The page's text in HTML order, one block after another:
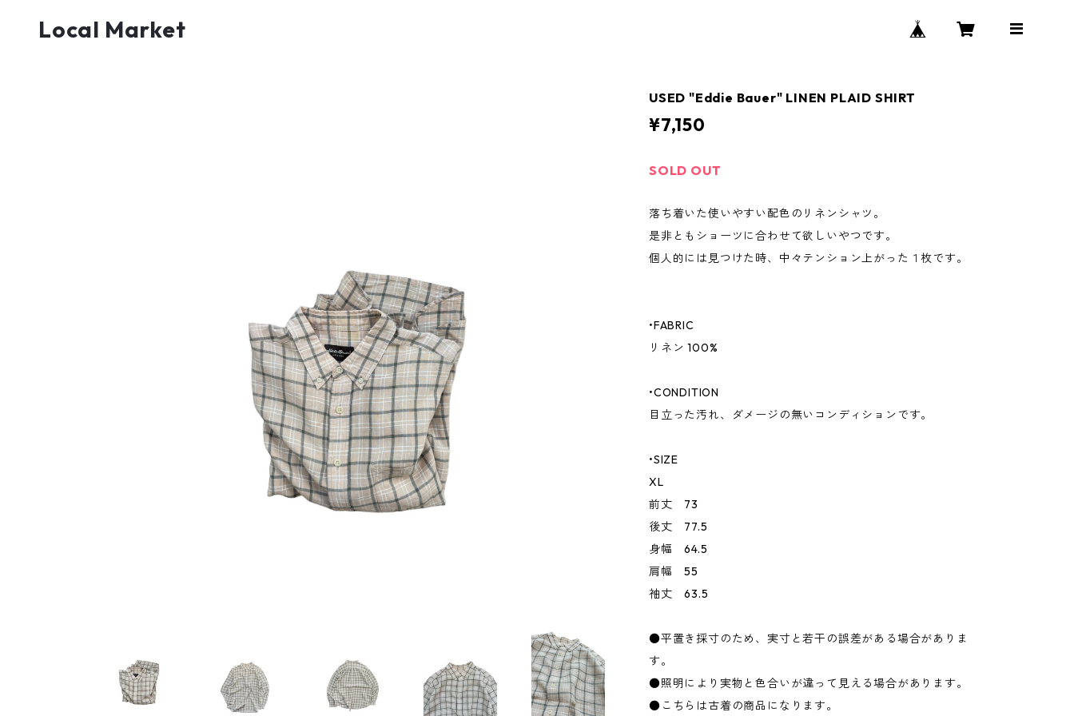
Local Market
USED "Eddie Bauer" LINEN PLAID SHIRT
¥7,150
SOLD OUT
落ち着いた使いやすい配色のリネンシャツ。
是非ともショーツに合わせて欲しいやつです。
個人的には見つけた時、中々テンション上がった１枚です。
•FABRIC
リネン 100%
•CONDITION
目立った汚れ、ダメージの無いコンディションです。
•SIZE
XL
前丈 73
後丈 77.5
身幅 64.5
肩幅 55
袖丈 63.5
●平置き採寸のため、実寸と若干の誤差がある場合がありま
す。
●照明により実物と色合いが違って見える場合があります。
●こちらは古着の商品になります。